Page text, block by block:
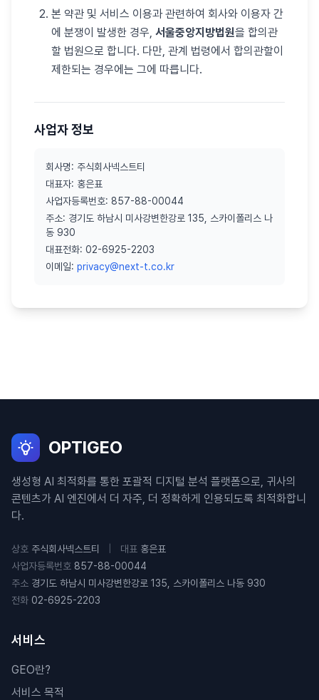
본 약관 및 서비스 이용과 관련하여 회사와 이용자 간
에 분쟁이 발생한 경우, 서울중앙지방법원을 합의관
할 법원으로 합니다. 다만, 관계 법령에서 합의관할이
제한되는 경우에는 그에 따릅니다.
사업자 정보
회사명: 주식회사넥스트티
대표자: 홍은표
사업자등록번호: 857-88-00044
주소: 경기도 하남시 미사강변한강로 135, 스카이폴리스 나
동 930
대표전화: 02-6925-2203
이메일: privacy@next-t.co.kr
OPTIGEO
생성형 AI 최적화를 통한 포괄적 디지털 분석 플랫폼으로, 귀사의
콘텐츠가 AI 엔진에서 더 자주, 더 정확하게 인용되도록 최적화합니
다.
상호 주식회사넥스트티 대표 홍은표
사업자등록번호 857-88-00044
주소 경기도 하남시 미사강변한강로 135, 스카이폴리스 나동 930
전화 02-6925-2203
서비스
GEO란?
서비스 목적